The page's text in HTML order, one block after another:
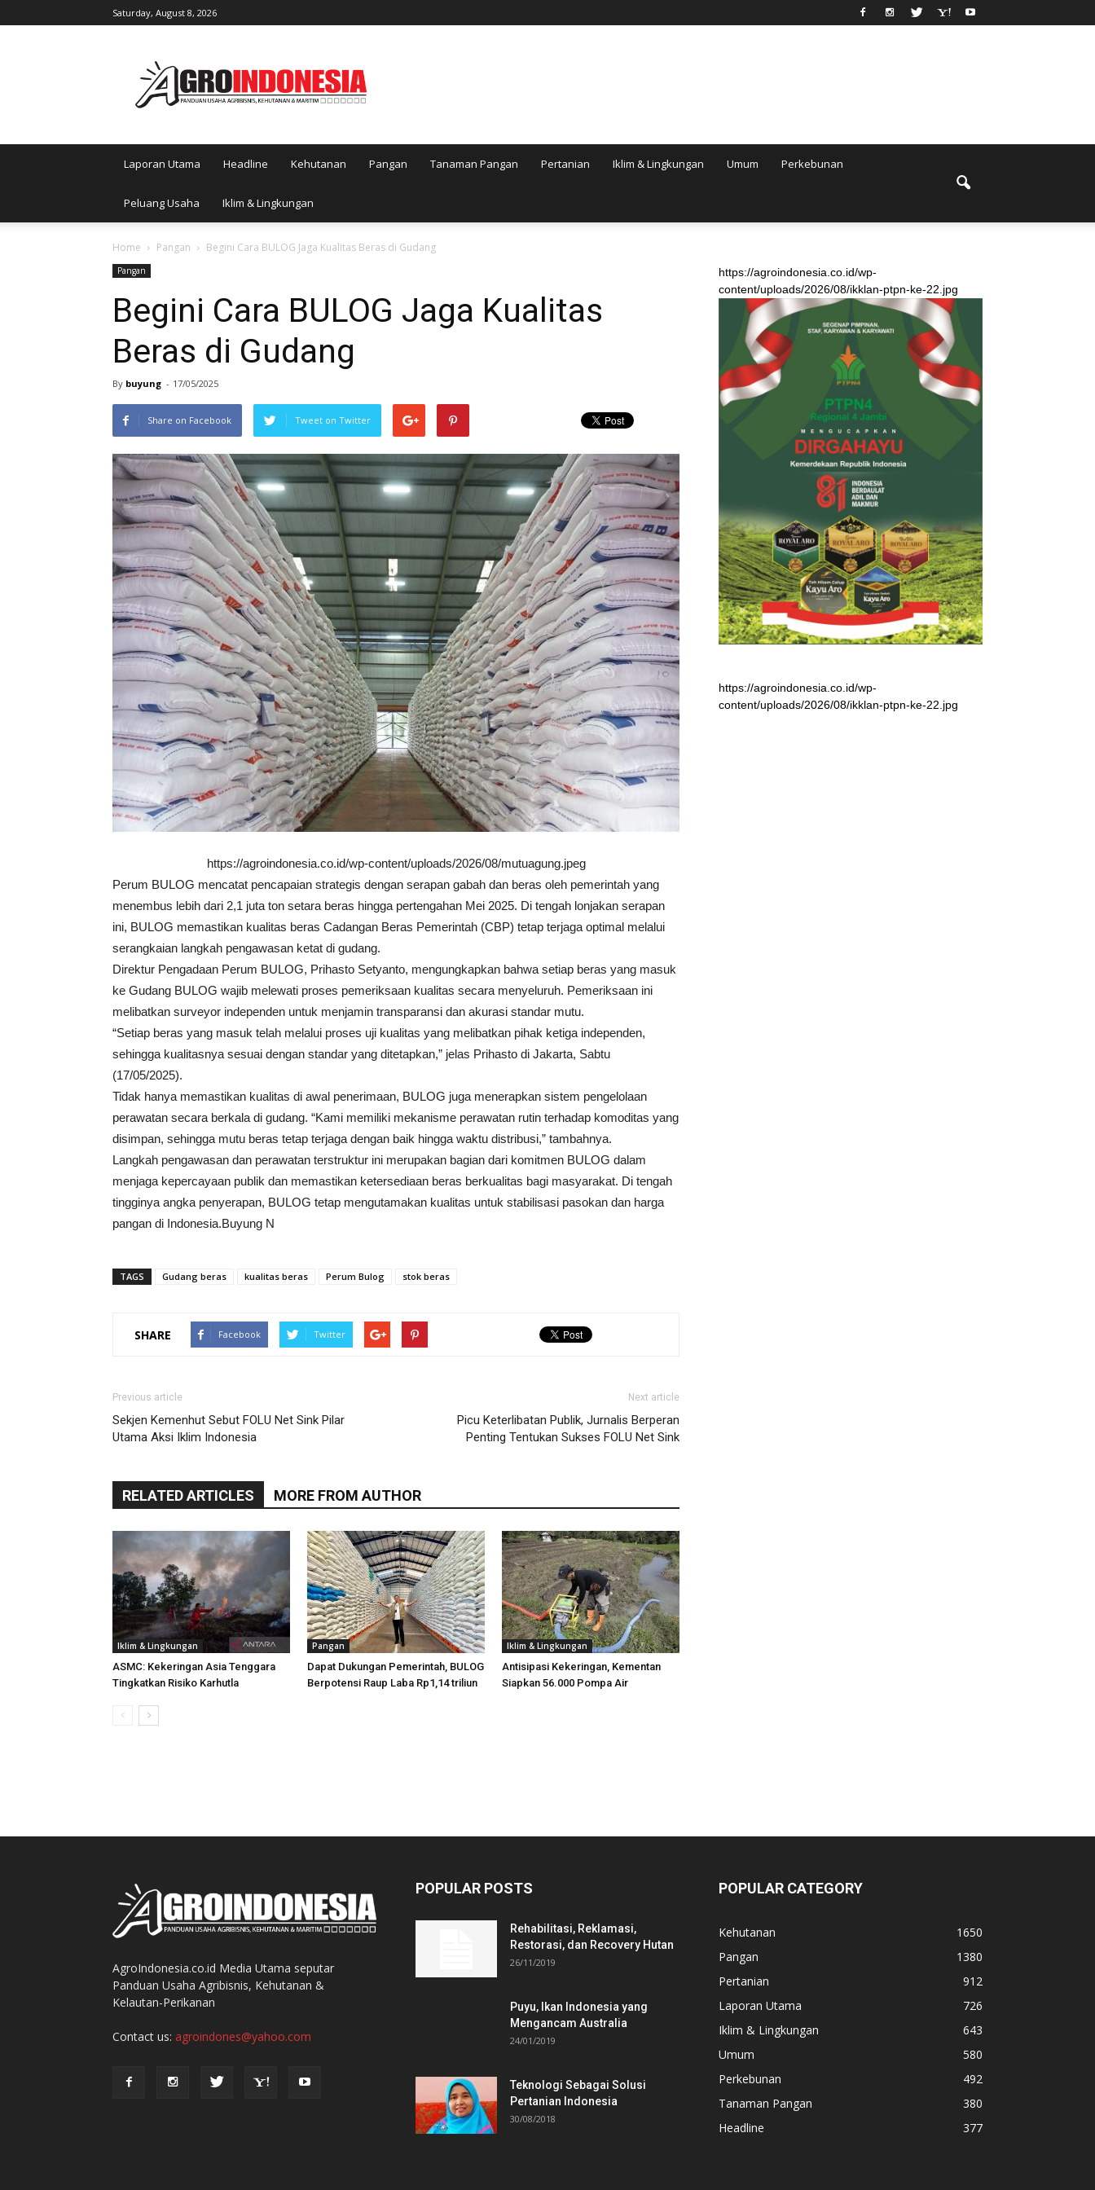
Saturday, August 8, 2026
Laporan Utama Headline Kehutanan Pangan Tanaman Pangan Pertanian Iklim & Lingkungan Umum Perkebunan
Peluang Usaha Iklim & Lingkungan
Home Pangan Begini Cara BULOG Jaga Kualitas Beras di Gudang
Pangan
Begini Cara BULOG Jaga Kualitas
Beras di Gudang
By buyung - 17/05/2025
Share on Facebook Tweet on Twitter
https://agroindonesia.co.id/wp-content/uploads/2026/08/mutuagung.jpeg
Perum BULOG mencatat pencapaian strategis dengan serapan gabah dan beras oleh pemerintah yang
menembus lebih dari 2,1 juta ton setara beras hingga pertengahan Mei 2025. Di tengah lonjakan serapan
ini, BULOG memastikan kualitas beras Cadangan Beras Pemerintah (CBP) tetap terjaga optimal melalui
serangkaian langkah pengawasan ketat di gudang.
Direktur Pengadaan Perum BULOG, Prihasto Setyanto, mengungkapkan bahwa setiap beras yang masuk
ke Gudang BULOG wajib melewati proses pemeriksaan kualitas secara menyeluruh. Pemeriksaan ini
melibatkan surveyor independen untuk menjamin transparansi dan akurasi standar mutu.
“Setiap beras yang masuk telah melalui proses uji kualitas yang melibatkan pihak ketiga independen,
sehingga kualitasnya sesuai dengan standar yang ditetapkan,” jelas Prihasto di Jakarta, Sabtu
(17/05/2025).
Tidak hanya memastikan kualitas di awal penerimaan, BULOG juga menerapkan sistem pengelolaan
perawatan secara berkala di gudang. “Kami memiliki mekanisme perawatan rutin terhadap komoditas yang
disimpan, sehingga mutu beras tetap terjaga dengan baik hingga waktu distribusi,” tambahnya.
Langkah pengawasan dan perawatan terstruktur ini merupakan bagian dari komitmen BULOG dalam
menjaga kepercayaan publik dan memastikan ketersediaan beras berkualitas bagi masyarakat. Di tengah
tingginya angka penyerapan, BULOG tetap mengutamakan kualitas untuk stabilisasi pasokan dan harga
pangan di Indonesia.Buyung N
TAGS Gudang beras kualitas beras Perum Bulog stok beras
SHARE Facebook Twitter
Previous article
Sekjen Kemenhut Sebut FOLU Net Sink Pilar
Utama Aksi Iklim Indonesia
Next article
Picu Keterlibatan Publik, Jurnalis Berperan
Penting Tentukan Sukses FOLU Net Sink
RELATED ARTICLES MORE FROM AUTHOR
Iklim & Lingkungan
ASMC: Kekeringan Asia Tenggara
Tingkatkan Risiko Karhutla
Pangan
Dapat Dukungan Pemerintah, BULOG
Berpotensi Raup Laba Rp1,14 triliun
Iklim & Lingkungan
Antisipasi Kekeringan, Kementan
Siapkan 56.000 Pompa Air
https://agroindonesia.co.id/wp-
content/uploads/2026/08/ikklan-ptpn-ke-22.jpg
https://agroindonesia.co.id/wp-
content/uploads/2026/08/ikklan-ptpn-ke-22.jpg
AgroIndonesia.co.id Media Utama seputar
Panduan Usaha Agribisnis, Kehutanan &
Kelautan-Perikanan
Contact us: agroindones@yahoo.com
POPULAR POSTS
Rehabilitasi, Reklamasi,
Restorasi, dan Recovery Hutan
26/11/2019
Puyu, Ikan Indonesia yang
Mengancam Australia
24/01/2019
Teknologi Sebagai Solusi
Pertanian Indonesia
30/08/2018
POPULAR CATEGORY
Kehutanan
1650
Pangan
1380
Pertanian
912
Laporan Utama
726
Iklim & Lingkungan
643
Umum
580
Perkebunan
492
Tanaman Pangan
380
Headline
377